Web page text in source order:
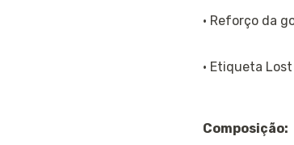
· Reforço da
· Etiqueta
Composição: